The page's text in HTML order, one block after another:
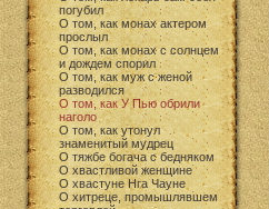
погубил
О том, как монах актером
прослыл
О том, как монах с солнцем
и дождем спорил
О том, как муж с женой
разводился
О том, как У Пью обрили
наголо
О том, как утонул
знаменитый мудрец
О тяжбе богача с бедняком
О хвастливой женщине
О хвастуне Нга Чауне
О хитреце, промышлявшем